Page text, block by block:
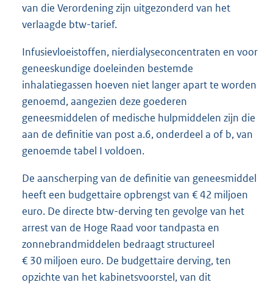
van die Verordening zijn uitgezonderd van het
verlaagde btw-tarief.
Infusievloeistoffen, nierdialyseconcentraten en voor
geneeskundige doeleinden bestemde
inhalatiegassen hoeven niet langer apart te worden
genoemd, aangezien deze goederen
geneesmiddelen of medische hulpmiddelen zijn die
aan de definitie van post a.6, onderdeel a of b, van
genoemde tabel I voldoen.
De aanscherping van de definitie van geneesmiddel
heeft een budgettaire opbrengst van € 42 miljoen
euro. De directe btw-derving ten gevolge van het
arrest van de Hoge Raad voor tandpasta en
zonnebrandmiddelen bedraagt structureel
€ 30 miljoen euro. De budgettaire derving, ten
opzichte van het kabinetsvoorstel, van dit